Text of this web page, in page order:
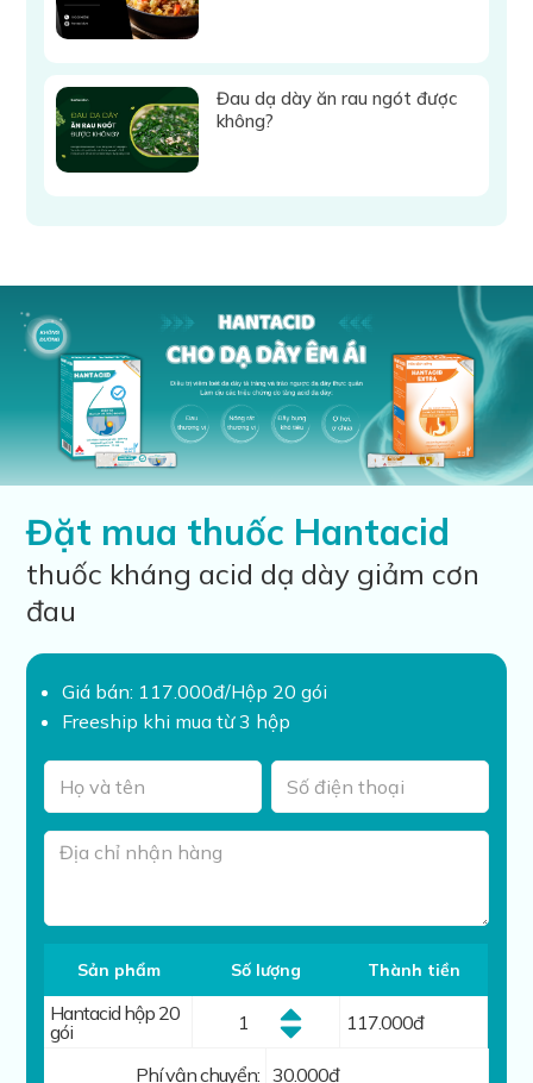
Đau dạ dày ăn rau ngót được
không?
Đặt mua thuốc Hantacid
thuốc kháng acid dạ dày giảm cơn
đau
Giá bán: 117.000đ/Hộp 20 gói
Freeship khi mua từ 3 hộp
Sản phẩm
Hantacid hộp 20
gói
Số lượng Thành tiền
117.000đ
Phí vận chuyển: 30.000đ